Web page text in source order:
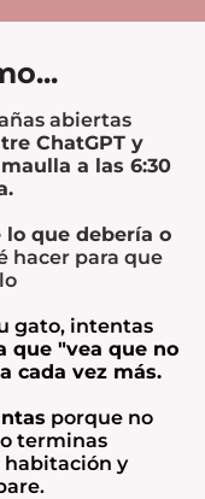
abiertas
ChatGPT y
a las 6:30
lo que debería o
hacer para que
gato, intentas
que "vea que no
cada vez más.
porque no
terminas
habitación y